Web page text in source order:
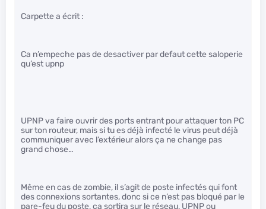
Carpette a écrit :
Ca n’empeche pas de desactiver par defaut cette saloperie
qu’est upnp
UPNP va faire ouvrir des ports entrant pour attaquer ton PC
sur ton routeur, mais si tu es déjà infecté le virus peut déjà
communiquer avec l’extérieur alors ça ne change pas
grand chose…
Même en cas de zombie, il s’agit de poste infectés qui font
des connexions sortantes, donc si ce n’est pas bloqué par le
pare-feu du poste, ça sortira sur le réseau, UPNP ou